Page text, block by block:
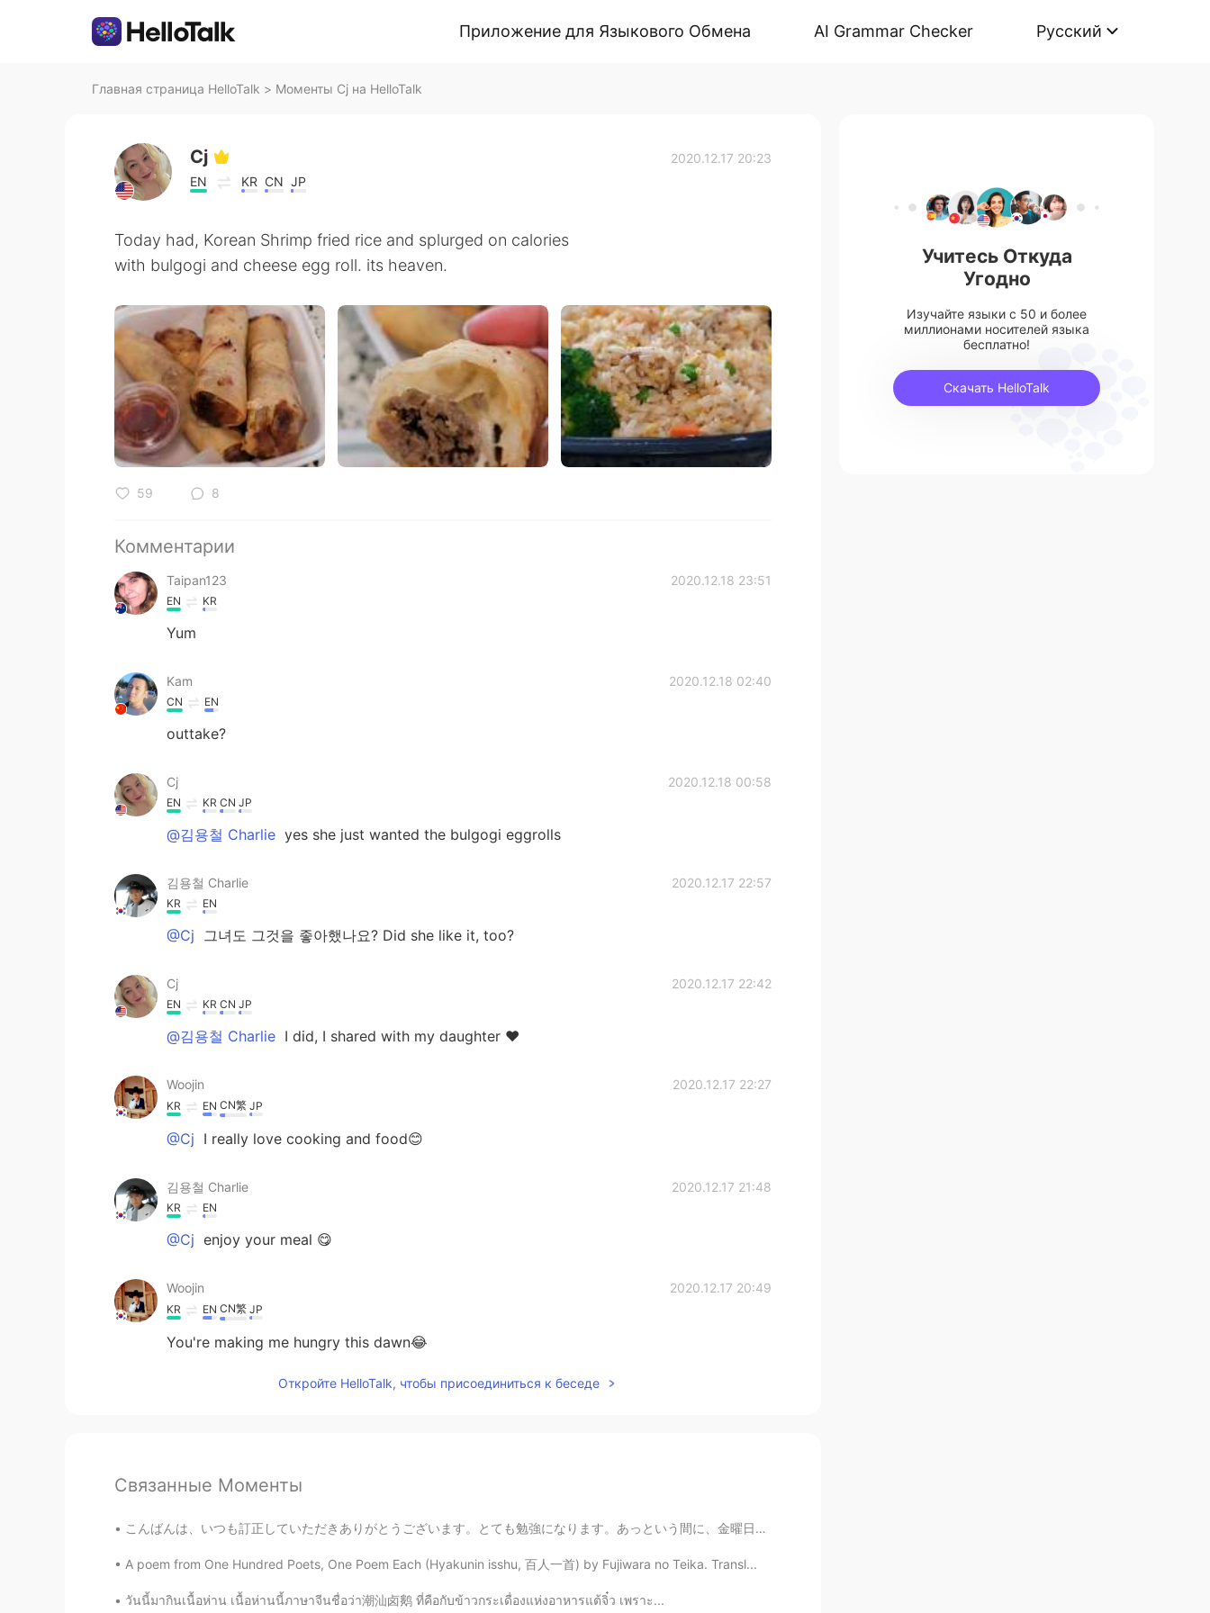
Приложение для Языкового Обмена AI Grammar Checker Русский
Главная страница HelloTalk > Моменты Cj на HelloTalk
Cj
EN KR CN JP
2020.12.17 20:23
Today had, Korean Shrimp fried rice and splurged on calories
with bulgogi and cheese egg roll. its heaven.
59 8
Комментарии
Taipan123 2020.12.18 23:51
EN KR
Yum
Kam 2020.12.18 02:40
CN EN
outtake?
Cj 2020.12.18 00:58
EN KR CN JP
@김용철 Charlie yes she just wanted the bulgogi eggrolls
김용철 Charlie 2020.12.17 22:57
KR EN
@Cj 그녀도 그것을 좋아했나요? Did she like it, too?
Cj 2020.12.17 22:42
EN KR CN JP
@김용철 Charlie I did, I shared with my daughter ❤
Woojin 2020.12.17 22:27
KR EN CN繁 JP
@Cj I really love cooking and food😊
김용철 Charlie 2020.12.17 21:48
KR EN
@Cj enjoy your meal 😋
Woojin 2020.12.17 20:49
KR EN CN繁 JP
You're making me hungry this dawn😂
Откройте HelloTalk, чтобы присоединиться к беседе
Связанные Моменты
こんばんは、いつも訂正していただきありがとうございます。とても勉強になります。あっという間に、金曜日になりました。仕事をする前に、新しいお花を買いました🌼。さっきまでいい天気なのに、今はの大阪は...
A poem from One Hundred Poets, One Poem Each (Hyakunin isshu, 百人一首) by Fujiwara no Teika. Transl...
วันนี้มากินเนื้อห่าน เนื้อห่านนี้ภาษาจีนชื่อว่า潮汕卤鹅 ที่คือกับข้าวกระเดื่องแห่งอาหารแต้จิ๋ว เพราะ...
Учитесь Откуда
Угодно
Изучайте языки с 50 и более
миллионами носителей языка
бесплатно!
Скачать HelloTalk